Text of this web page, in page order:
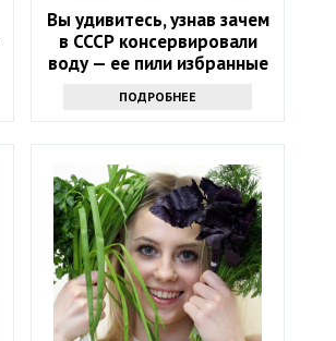
Вы удивитесь, узнав зачем
в СССР консервировали
воду — ее пили избранные
ПОДРОБНЕЕ